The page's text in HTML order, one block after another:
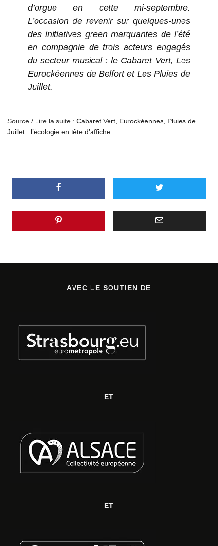
d’orgue en cette mi-septembre.
L’occasion de revenir sur quelques-unes
des initiatives green marquantes de l’été
en compagnie de trois acteurs engagés
du secteur musical : le Cabaret Vert, Les
Eurockéennes de Belfort et Les Pluies de
Juillet.
Source / Lire la suite : Cabaret Vert, Eurockéennes, Pluies de
Juillet : l’écologie en tête d’affiche
AVEC LE SOUTIEN DE
ET
ET